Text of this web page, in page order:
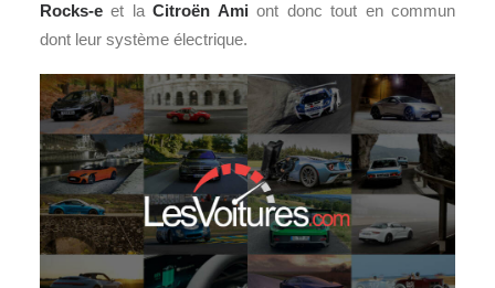
Rocks-e et laCitroën Ami ont donc tout en commun
dont leur système électrique.